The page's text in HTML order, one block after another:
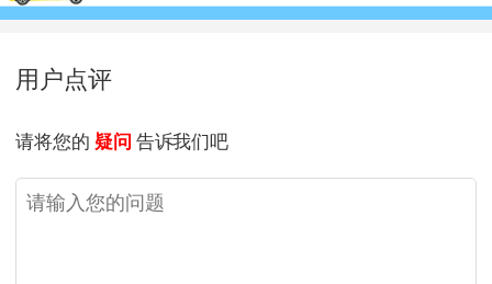
用户点评
请将您的 疑问 告诉我们吧